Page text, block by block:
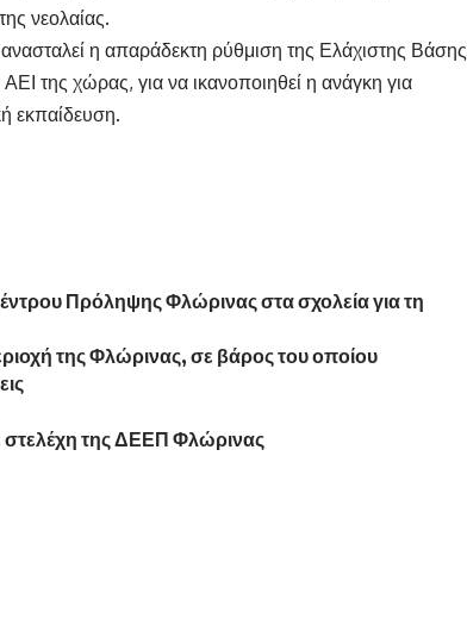
νεολαίας.
η απαράδεκτη ρύθμιση της Ελάχιστης Βάσης
της χώρας, για να ικανοποιηθεί η ανάγκη για
εκπαίδευση.
Πρόληψης Φλώρινας στα σχολεία για τη
της Φλώρινας, σε βάρος του οποίου
της ΔΕΕΠ Φλώρινας